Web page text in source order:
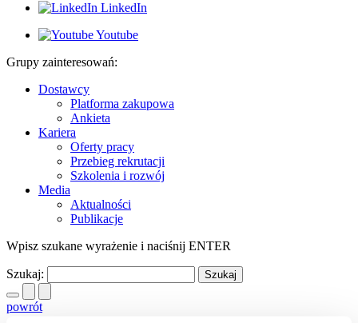
LinkedIn
Youtube
Grupy zainteresowań:
Dostawcy
Platforma zakupowa
Ankieta
Kariera
Oferty pracy
Przebieg rekrutacji
Szkolenia i rozwój
Media
Aktualności
Publikacje
Wpisz szukane wyrażenie i naciśnij ENTER
Szukaj:
powrót